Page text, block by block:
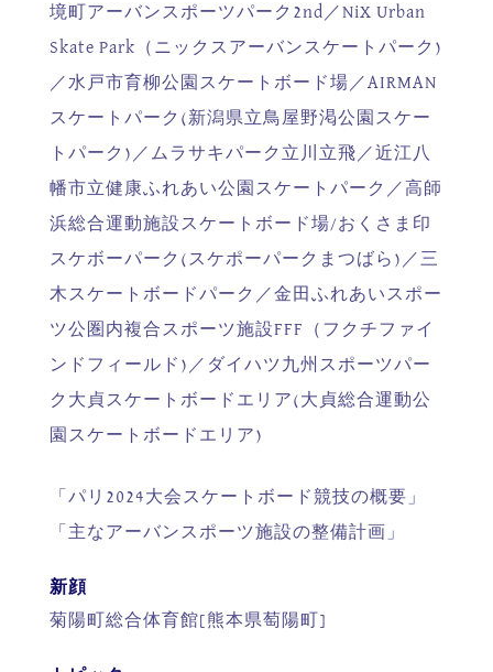
境町アーバンスポーツパーク2nd／NiX Urban
Skate Park（ニックスアーバンスケートパーク)
／水戸市育柳公園スケートボード場／AIRMAN
スケートパーク(新潟県立鳥屋野渇公園スケー
トパーク)／ムラサキパーク立川立飛／近江八
幡市立健康ふれあい公園スケートパーク／高師
浜総合運動施設スケートボード場/おくさま印
スケボーパーク(スケポーパークまつばら)／三
木スケートボードパーク／金田ふれあいスポー
ツ公圏内複合スポーツ施設FFF（フクチファイ
ンドフィールド)／ダイハツ九州スポーツパー
ク大貞スケートボードエリア(大貞総合運動公
園スケートボードエリア)
「パリ2024大会スケートボード競技の概要」
「主なアーバンスポーツ施設の整備計画」
新顔
菊陽町総合体育館[熊本県萄陽町]